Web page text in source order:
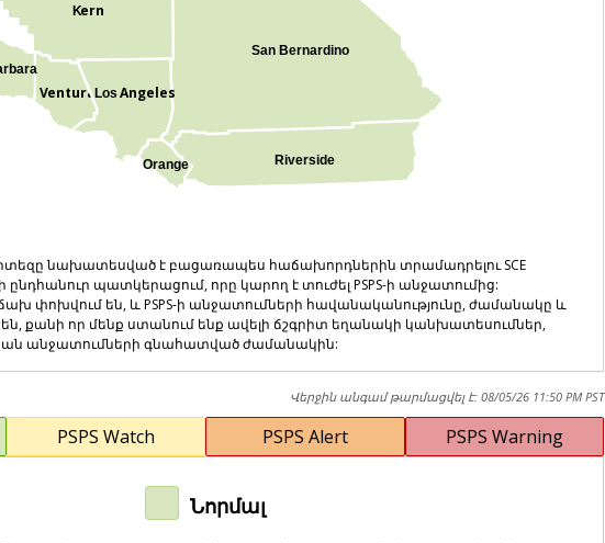
Ventura
San Bernardino
Kern
Los Angeles
Riverside
Orange
նախատեսված է բացառապես հաճախորդներին տրամադրելու SCE
պատկերացում, որը կարող է տուժել PSPS-ի անջատումից:
փոխվում են, և PSPS-ի անջատումների հավանականությունը, ժամանակը և
քանի որ մենք ստանում ենք ավելի ճշգրիտ եղանակի կանխատեսումներ,
անջատումների գնահատված ժամանակին:
Վերջին անգամ թարմացվել է: 08/05/26 11:50 PM PST
PSPS Watch PSPS Alert PSPS Warning
Նորմալ